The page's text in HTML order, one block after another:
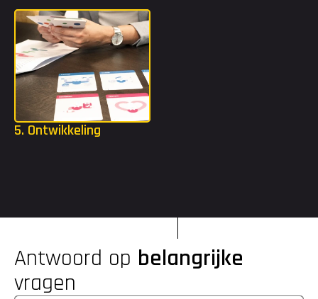
5. Ontwikkeling
Antwoord op belangrijke
vragen